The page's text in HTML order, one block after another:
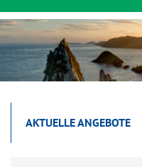
AKTUELLE ANGEBOTE